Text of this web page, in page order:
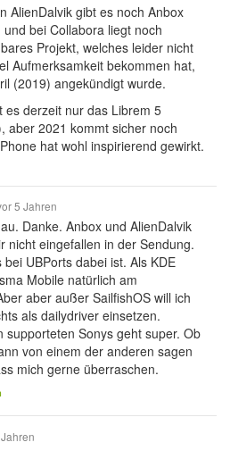
AlienDalvik gibt es noch Anbox
bei Collabora liegt noch
Projekt, welches leider nicht
Aufmerksamkeit bekommen hat,
(2019) angekündigt wurde.
es derzeit nur das Librem 5
aber 2021 kommt sicher noch
hat wohl inspirierend gewirkt.
5 Jahren
Danke. Anbox und AlienDalvik
nicht eingefallen in der Sendung.
UBPorts dabei ist. Als KDE
Mobile natürlich am
aber außer SailfishOS will ich
als dailydriver einsetzen.
supporteten Sonys geht super. Ob
von einem der anderen sagen
mich gerne überraschen.